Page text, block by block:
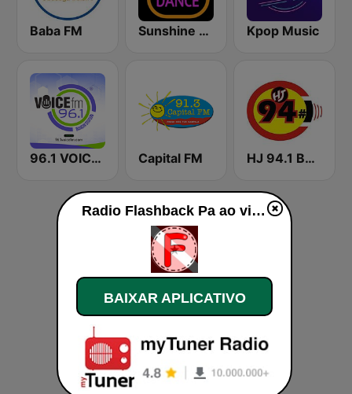
Baba FM Sunshine Rádió Dance Kpop Music
96.1 VOICE FM | #BANGIN Capital FM HJ 94.1 Boom FM
Radio Flashback Pa ao vivo
BAIXAR APLICATIVO